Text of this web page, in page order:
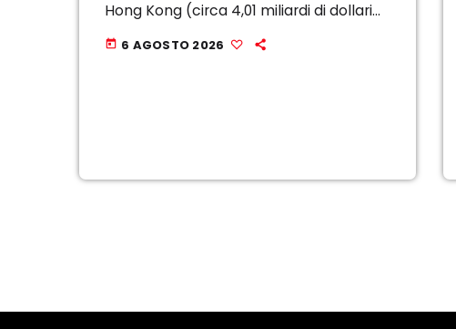
Hong Kong (circa 4,01 miliardi di dollari
statunitensi), con un aumento del 4,6%
su base annua, secondo i dati ufficiali
today 6 AGOSTO 2026